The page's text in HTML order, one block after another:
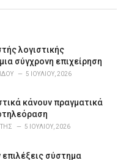
λογιστικής
σύγχρονη επιχείρηση
5 ΙΟΥΛΊΟΥ, 2026
κάνουν πραγματικά
5 ΙΟΥΛΊΟΥ, 2026
επιλέξεις σύστημα